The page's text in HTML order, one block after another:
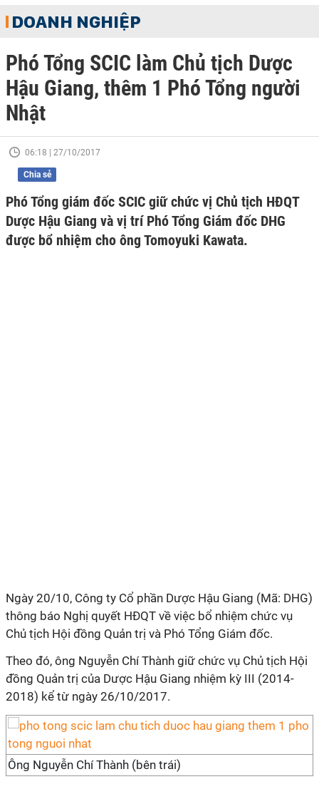
DOANH NGHIỆP
Phó Tổng SCIC làm Chủ tịch Dược
Hậu Giang, thêm 1 Phó Tổng người
Nhật
06:18 | 27/10/2017
Chia sẻ
Phó Tổng giám đốc SCIC giữ chức vị Chủ tịch HĐQT
Dược Hậu Giang và vị trí Phó Tổng Giám đốc DHG
được bổ nhiệm cho ông Tomoyuki Kawata.
Ngày 20/10, Công ty Cổ phần Dược Hậu Giang (Mã: DHG)
thông báo Nghị quyết HĐQT về việc bổ nhiệm chức vụ
Chủ tịch Hội đồng Quản trị và Phó Tổng Giám đốc.
Theo đó, ông Nguyễn Chí Thành giữ chức vụ Chủ tịch Hội
đồng Quản trị của Dược Hậu Giang nhiệm kỳ III (2014-
2018) kể từ ngày 26/10/2017.
Ông Nguyễn Chí Thành (bên trái)